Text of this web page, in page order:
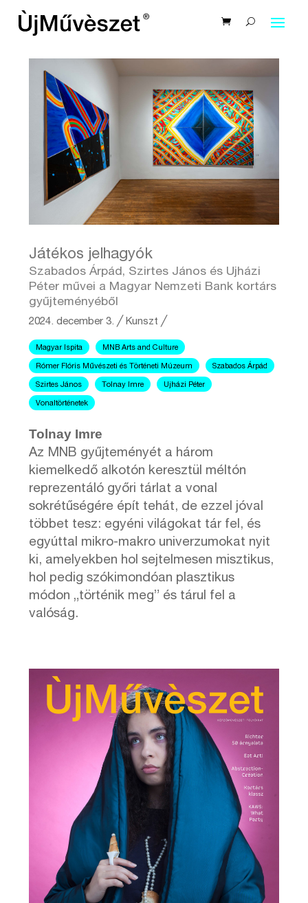
Játékos jelhagyók
Szabados Árpád, Szirtes János és Ujházi
Péter művei a Magyar Nemzeti Bank kortárs
gyűjteményéből
2024. december 3. ╱Kunszt ╱
Magyar Ispita MNB Arts and Culture
Rómer Flóris Művészeti és Történeti Múzeum Szabados Árpád
Szirtes János Tolnay Imre Ujházi Péter
Vonaltörténetek
Tolnay Imre
Az MNB gyűjteményét a három
kiemelkedő alkotón keresztül méltón
reprezentáló győri tárlat a vonal
sokrétűségére épít tehát, de ezzel jóval
többet tesz: egyéni világokat tár fel, és
egyúttal mikro-makro univerzumokat nyit
ki, amelyekben hol sejtelmesen misztikus,
hol pedig szókimondóan plasztikus
módon „történik meg” és tárul fel a
valóság.